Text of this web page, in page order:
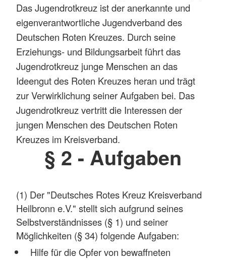
Das Jugendrotkreuz ist der anerkannte und
eigenverantwortliche Jugendverband des
Deutschen Roten Kreuzes. Durch seine
Erziehungs- und Bildungsarbeit führt das
Jugendrotkreuz junge Menschen an das
Ideengut des Roten Kreuzes heran und trägt
zur Verwirklichung seiner Aufgaben bei. Das
Jugendrotkreuz vertritt die Interessen der
jungen Menschen des Deutschen Roten
Kreuzes im Kreisverband.
§ 2 - Aufgaben
(1) Der "Deutsches Rotes Kreuz Kreisverband
Heilbronn e.V." stellt sich aufgrund seines
Selbstverständnisses (§ 1) und seiner
Möglichkeiten (§ 34) folgende Aufgaben:
Hilfe für die Opfer von bewaffneten